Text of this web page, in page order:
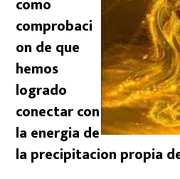
como
comprobaci
on de que
hemos
logrado
conectar con
la energia de
la precipitacion propia